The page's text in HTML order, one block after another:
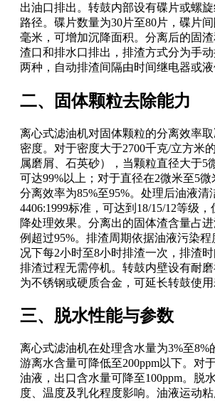
出油口排出。转鼓内部设有碟片或螺
路径。碟片数量为30片至80片，碟片
毫米，可增加沉降面积。分离后的固
渣口和排水口排出，排渣方式分为手
两种，自动排渣间隔由时间继电器或液
二、固体颗粒去除能力
离心式滤油机对固体颗粒的分离效率
密度。对于密度大于2700千克/立方米
属磨屑、石英砂），当颗粒直径大于5
可达99%以上；对于直径在2微米至5微
分离效率为85%至95%。处理后油液清
4406:1999标准，可达到18/15/12等级
降处理效果。分离出的固体渣含量占
例超过95%。排渣周期依据油液污染
况下每2小时至8小时排渣一次，排渣时
排渣过程无需停机。转鼓内壁设有耐
为不锈钢或硬质合金，可延长转鼓使用
三、脱水性能与参数
离心式滤油机在处理含水量为3%至8%
游离水含量可降低至200ppm以下。对
油液，出口含水量可降至100ppm。脱
度、温度及乳化程度影响。油液运动